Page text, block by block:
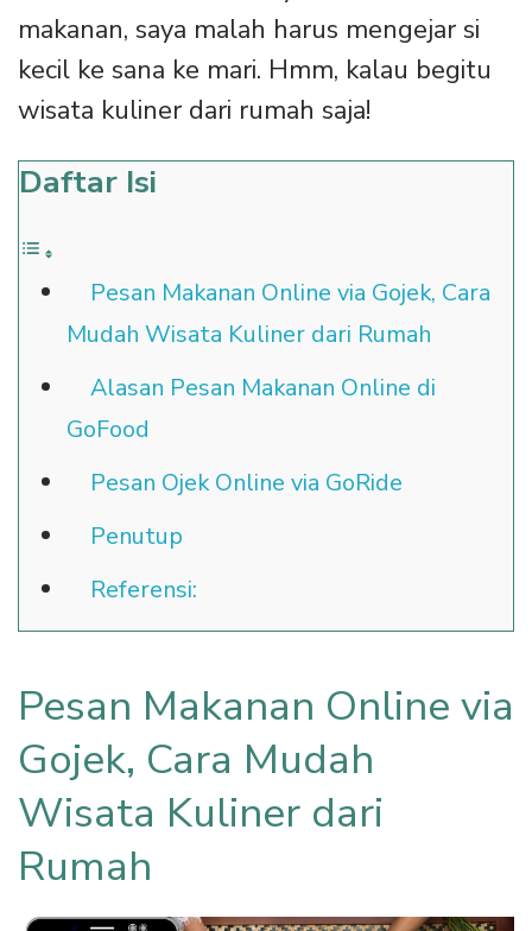
makanan, saya malah harus mengejar si
kecil ke sana ke mari. Hmm, kalau begitu
wisata kuliner dari rumah saja!
Daftar Isi
Pesan Makanan Online via Gojek, Cara
Mudah Wisata Kuliner dari Rumah
Alasan Pesan Makanan Online di
GoFood
Pesan Ojek Online via GoRide
Penutup
Referensi:
Pesan Makanan Online via
Gojek, Cara Mudah
Wisata Kuliner dari
Rumah